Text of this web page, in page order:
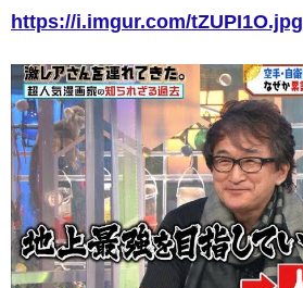
https://i.imgur.com/tZUPI1O.jpg